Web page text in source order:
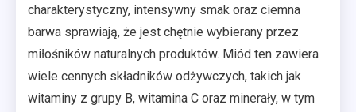
charakterystyczny, intensywny smak oraz ciemna
barwa sprawiają, że jest chętnie wybierany przez
miłośników naturalnych produktów. Miód ten zawiera
wiele cennych składników odżywczych, takich jak
witaminy z grupy B, witamina C oraz minerały, w tym